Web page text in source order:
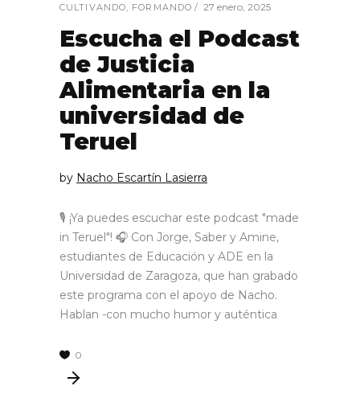
CULTIVANDO, FORMANDO 27 enero, 2025
Escucha el Podcast
de Justicia
Alimentaria en la
universidad de
Teruel
by Nacho Escartín Lasierra
🎙 ¡Ya puedes escuchar este podcast "made
in Teruel"! 🎧 Con Jorge, Saber y Amine,
estudiantes de Educación y ADE en la
Universidad de Zaragoza, que han grabado
este programa con el apoyo de Nacho.
Hablan -con mucho humor y auténtica
0